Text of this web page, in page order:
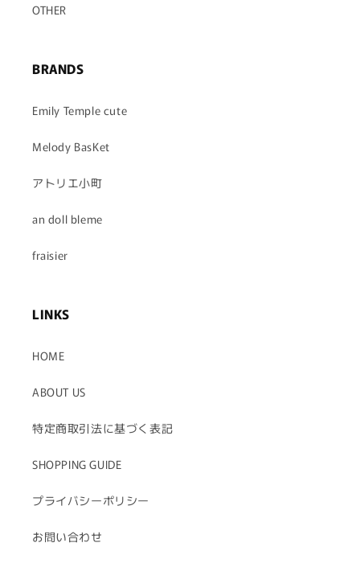
OTHER
BRANDS
Emily Temple cute
Melody BasKet
アトリエ小町
an doll bleme
fraisier
LINKS
HOME
ABOUT US
特定商取引法に基づく表記
SHOPPING GUIDE
プライバシーポリシー
お問い合わせ